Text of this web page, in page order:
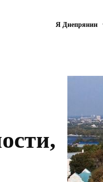
Я Днепрянин